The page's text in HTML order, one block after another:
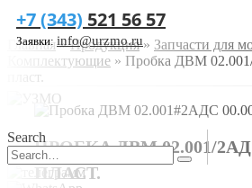
+7 (343) 521 56 57
Заявки:info@urzmo.ru
Search
Главная»Продукция» Запчасти для
Комплектующие » Пробка ДВМ
пласт.
ПРОБКА ДВМ 02.001/2АДС
ПЛАСТ.